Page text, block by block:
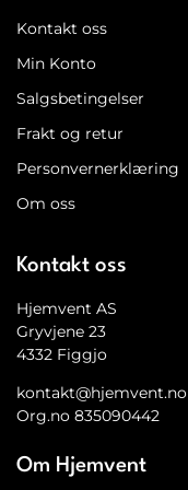
Kontakt oss
Min Konto
Salgsbetingelser
Frakt og retur
Personvernerklæring
Om oss
Kontakt oss
Hjemvent AS
Gryvjene 23
4332 Figgjo
kontakt@hjemvent.no
Org.no 835090442
Om Hjemvent